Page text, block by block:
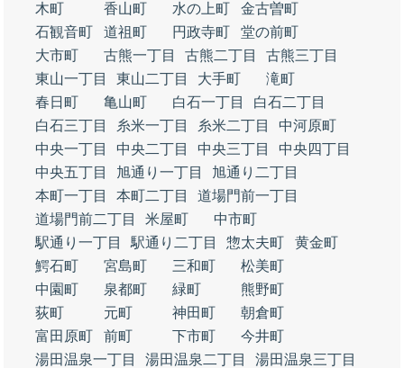
木町 香山町 水の上町
金古曽町
石観音町
道祖町 円政寺町
堂の前町
大市町
古熊一丁目 古熊二丁目
古熊三丁目
東山一丁目
東山二丁目 大手町
滝町
春日町
亀山町 白石一丁目
白石二丁目
白石三丁目
糸米一丁目 糸米二丁目
中河原町
中央一丁目
中央二丁目 中央三丁目
中央四丁目
中央五丁目
旭通り一丁目
旭通り二丁目
本町一丁目
本町二丁目
道場門前一丁目
道場門前二丁目
米屋町
中市町
駅通り一丁目
駅通り二丁目 惣太夫町
黄金町
鰐石町
宮島町 三和町
松美町
中園町
泉都町 緑町
熊野町
荻町
元町 神田町
朝倉町
富田原町
前町 下市町
今井町
湯田温泉一丁目
湯田温泉二丁目
湯田温泉三丁目